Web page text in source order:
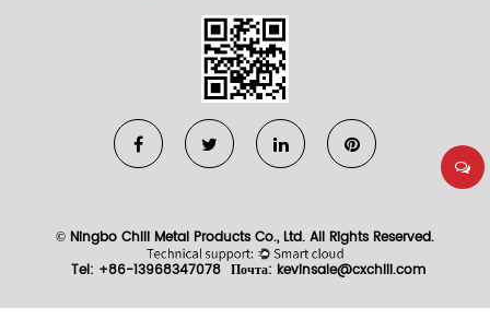
© Ningbo Chili Metal Products Co., Ltd. All Rights Reserved.
Tel: +86-13968347078 Почта: kevinsale@cxchili.com